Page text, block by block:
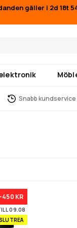
gäller i 2d 18t
Snabb kundservice
-450 KR
09.08